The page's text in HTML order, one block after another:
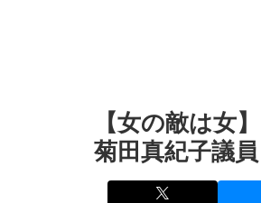
【女の敵は女
菊田真紀子議